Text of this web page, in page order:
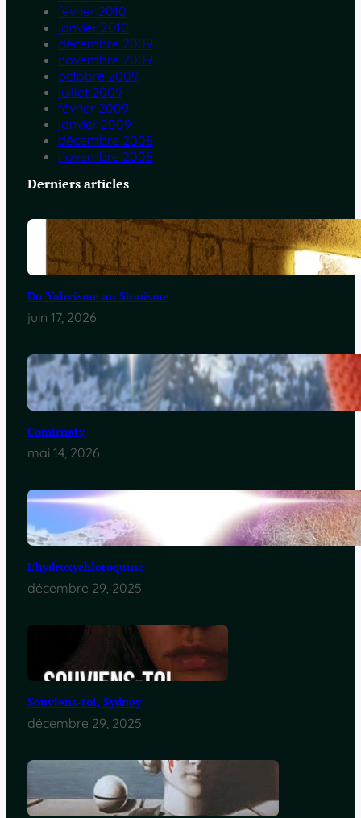
février 2010
janvier 2010
décembre 2009
novembre 2009
octobre 2009
juillet 2009
février 2009
janvier 2009
décembre 2008
novembre 2008
Derniers articles
Du Yahvisme au Sionisme
juin 17, 2026
Comirnaty
mai 14, 2026
L’hydroxychloroquine
décembre 29, 2025
Souviens-toi, Sydney
décembre 29, 2025